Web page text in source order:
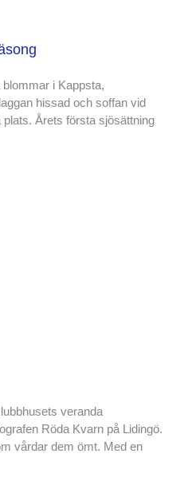
i Kappsta,
hissad och soffan vid
Årets första sjösättning
veranda
Röda Kvarn på Lidingö.
vårdar dem ömt. Med en